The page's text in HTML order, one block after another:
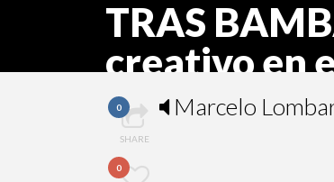
TRAS
creativo en
0
SHARE
0
Marcelo